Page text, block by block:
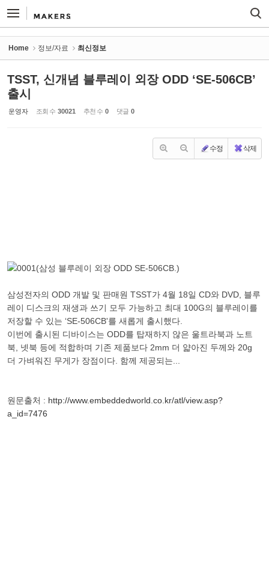
Home 정보/자료 최신정보
TSST, 신개념 블루레이 외장 ODD ‘SE-506CB’
출시
운영자 조회 수 30021 추천 수 0 댓글 0
수정 삭제
삼성전자의 ODD 개발 및 판매원 TSST가 4월 18일 CD와 DVD, 블루
레이 디스크의 재생과 쓰기 모두 가능하고 최대 100G의 블루레이를
저장할 수 있는 ‘SE-506CB'를 새롭게 출시했다.
이번에 출시된 디바이스는 ODD를 탑재하지 않은 울트라북과 노트
북, 넷북 등에 적합하며 기존 제품보다 2mm 더 얇아진 두께와 20g
더 가벼워진 무게가 장점이다. 함께 제공되는...
원문출처 : http://www.embeddedworld.co.kr/atl/view.asp?
a_id=7476